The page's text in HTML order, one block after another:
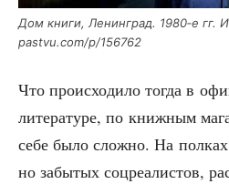
Дом кни­ги, Ленин­град. 1980‑е гг.
pastvu.com/p/156762
Что про­ис­хо­ди­ло тогда в
лите­ра­ту­ре, по книж­ным
себе было слож­но. На
но забы­тых соц­ре­а­ли­стов,